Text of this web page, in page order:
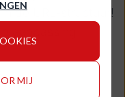
MIJ
de URL-structuur!
aanpassing